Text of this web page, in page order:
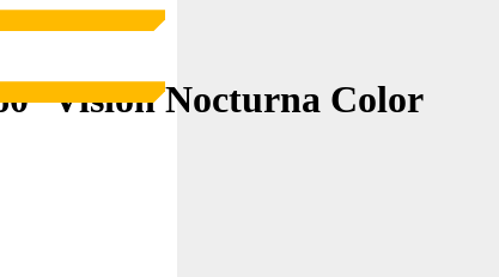
Visión Nocturna Color